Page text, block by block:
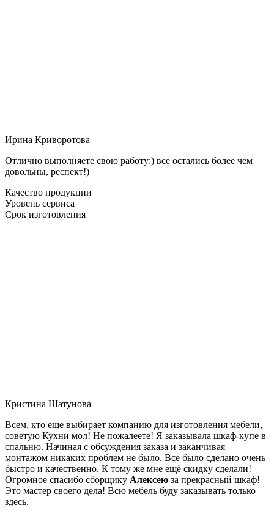
Ирина Криворотова
Отлично выполняете свою работу:) все остались более чем
довольны, респект!)
Качество продукции
Уровень сервиса
Срок изготовления
Кристина Шатунова
Всем, кто еще выбирает компанию для изготовления мебели,
советую Кухни мол! Не пожалеете! Я заказывала шкаф-купе в
спальню. Начиная с обсуждения заказа и заканчивая
монтажом никаких проблем не было. Все было сделано очень
быстро и качественно. К тому же мне ещё скидку сделали!
Огромное спасибо сборщику Алексею за прекрасный шкаф!
Это мастер своего дела! Всю мебель буду заказывать только
здесь.